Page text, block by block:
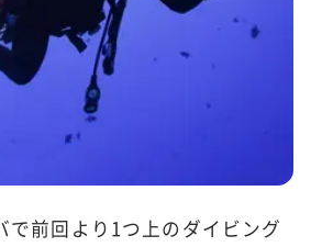
で前回より1つ上のダイビング